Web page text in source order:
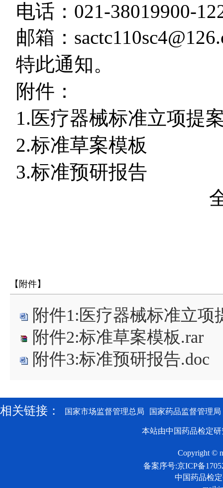
电话： 021-38019900-
邮箱：
特此通知。
附件：
1.医疗器械标准立项提
2.标准草案模板
3.标准预研报告
【附件】
附件1:医疗器械标准立项
附件2:标准草案模板.rar
附件3:标准预研报告.doc
相关链接： 国家市场监督管理总局 国家药品监督管理局
本站由中国药品检定
Copyright ©
备案序号:京ICP备
中国药品检